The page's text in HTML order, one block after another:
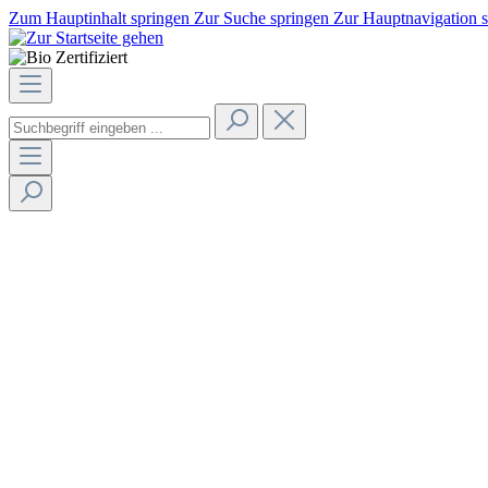
Zum Hauptinhalt springen Zur Suche springen Zur Hauptnavigation